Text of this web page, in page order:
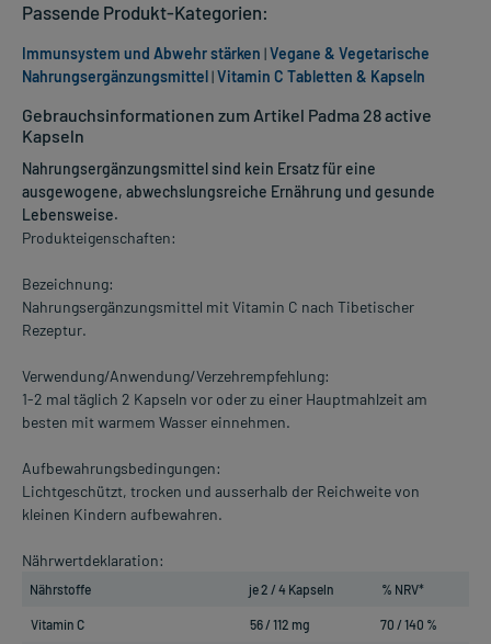
Gebrauchsinformationen zum Artikel Padma 28 active
Kapseln
Nahrungsergänzungsmittel sind kein Ersatz für eine
ausgewogene, abwechslungsreiche Ernährung und gesunde
Lebensweise.
Produkteigenschaften:
Bezeichnung:
Nahrungsergänzungsmittel mit Vitamin C nach Tibetischer
Rezeptur.
Verwendung/Anwendung/Verzehrempfehlung:
1-2 mal täglich 2 Kapseln vor oder zu einer Hauptmahlzeit am
besten mit warmem Wasser einnehmen.
Aufbewahrungsbedingungen:
Lichtgeschützt, trocken und ausserhalb der Reichweite von
kleinen Kindern aufbewahren.
Nährwertdeklaration:
Nährstoffe je 2 / 4 Kapseln % NRV*
Vitamin C 56 / 112 mg 70 / 140 %
Passende Produkt-Kategorien:
Immunsystem und Abwehr stärken |Vegane & Vegetarische
Nahrungsergänzungsmittel|Vitamin C Tabletten & Kapseln